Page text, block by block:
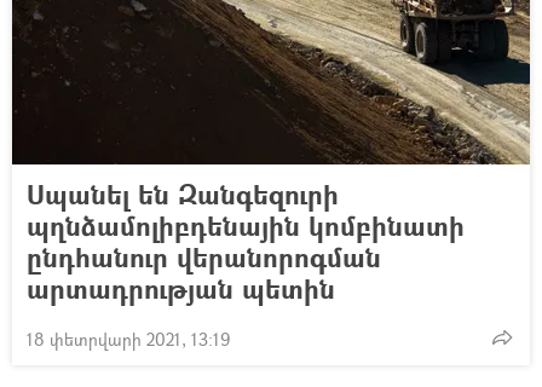
Սպանել են Զանգեզուրի
պղնձամոլիբդենային կոմբինատի
ընդհանուր վերանորոգման
արտադրության պետին
18 փետրվարի 2021, 13:19